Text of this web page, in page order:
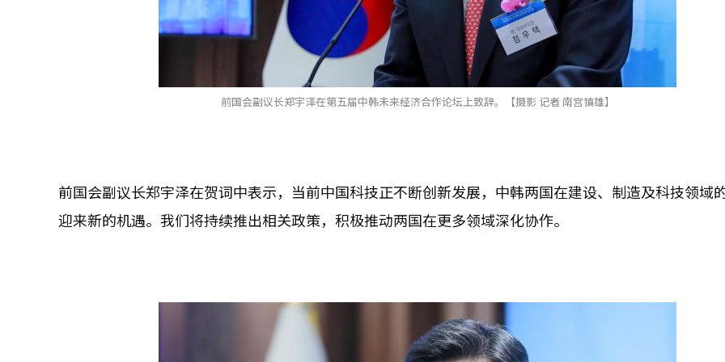
前国会副议长郑宇泽在第五届中韩未来经济合作论坛上致辞。【摄影 记者 南宫镇雄】
前国会副议长郑宇泽在贺词中表示，当前中国科技正不断创新发展，中韩两国在建设、制造及科技领域
迎来新的机遇。我们将持续推出相关政策，积极推动两国在更多领域深化协作。